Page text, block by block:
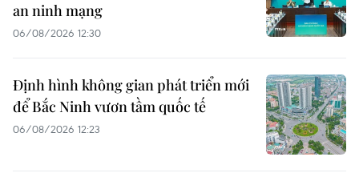
an ninh mạng
06/08/2026 12:30
Định hình không gian phát triển mới
để Bắc Ninh vươn tầm quốc tế
06/08/2026 12:23